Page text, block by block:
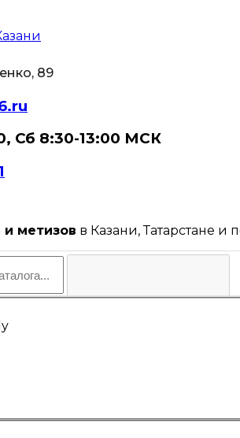
89
Сб 8:30-13:00 МСК
метизов в Казани, Татарстане и